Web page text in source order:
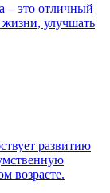
– это отличный
жизни, улучшать
развитию
возрасте.